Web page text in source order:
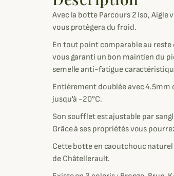
Avec la botte Parcours 2 Iso,
vous protègera du froid.
En tout point comparable au reste
vous garanti un bon maintien du
semelle anti-fatigue
Entièrement doublée avec 4.5mm
jusqu'à -20°C.
Son soufflet est ajustable par
Grâce à ses propriétés vous
Cette botte en caoutchouc naturel
de Châtellerault.